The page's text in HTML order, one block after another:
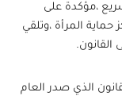
،مؤكدة على
حماية المرأة ،وتلقي
القانون.
الذي صدر العام